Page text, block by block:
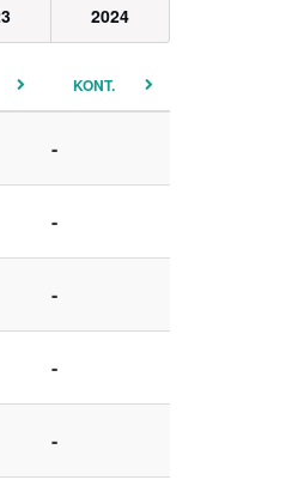
2024
KONT.
-
-
-
-
-